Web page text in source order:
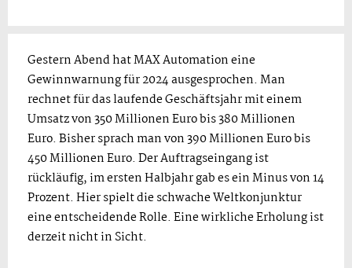
Gestern Abend hat MAX Automation eine
Gewinnwarnung für 2024 ausgesprochen. Man
rechnet für das laufende Geschäftsjahr mit einem
Umsatz von 350 Millionen Euro bis 380 Millionen
Euro. Bisher sprach man von 390 Millionen Euro bis
450 Millionen Euro. Der Auftragseingang ist
rückläufig, im ersten Halbjahr gab es ein Minus von 14
Prozent. Hier spielt die schwache Weltkonjunktur
eine entscheidende Rolle. Eine wirkliche Erholung ist
derzeit nicht in Sicht.